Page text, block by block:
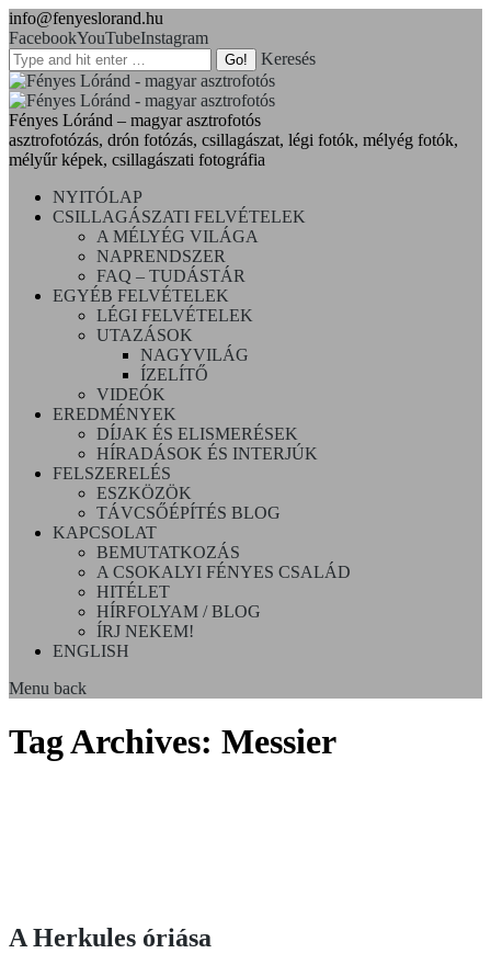
info@fenyeslorand.hu
FacebookYouTubeInstagram
Keresés
Fényes Lóránd – magyar asztrofotós
asztrofotózás, drón fotózás, csillagászat, légi fotók, mélyég fotók,
mélyűr képek, csillagászati fotográfia
NYITÓLAP
CSILLAGÁSZATI FELVÉTELEK
A MÉLYÉG VILÁGA
NAPRENDSZER
FAQ – TUDÁSTÁR
EGYÉB FELVÉTELEK
LÉGI FELVÉTELEK
UTAZÁSOK
NAGYVILÁG
ÍZELÍTŐ
VIDEÓK
EREDMÉNYEK
DÍJAK ÉS ELISMERÉSEK
HÍRADÁSOK ÉS INTERJÚK
FELSZERELÉS
ESZKÖZÖK
TÁVCSŐÉPÍTÉS BLOG
KAPCSOLAT
BEMUTATKOZÁS
A CSOKALYI FÉNYES CSALÁD
HITÉLET
HÍRFOLYAM / BLOG
ÍRJ NEKEM!
ENGLISH
Menu back
Tag Archives: Messier
A Herkules óriása